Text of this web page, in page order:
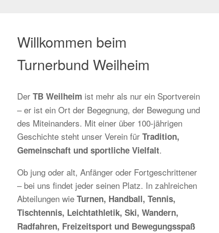
Willkommen beim
Turnerbund Weilheim
Der TB Weilheim ist mehr als nur ein Sportverein
– er ist ein Ort der Begegnung, der Bewegung und
des Miteinanders. Mit einer über 100-jährigen
Geschichte steht unser Verein für Tradition,
Gemeinschaft und sportliche Vielfalt.
Ob jung oder alt, Anfänger oder Fortgeschrittener
– bei uns findet jeder seinen Platz. In zahlreichen
Abteilungen wie Turnen, Handball, Tennis,
Tischtennis, Leichtathletik, Ski, Wandern,
Radfahren, Freizeitsport und Bewegungsspaß